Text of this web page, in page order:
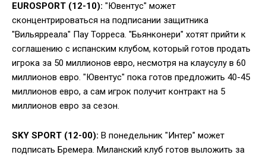
EUROSPORT (12-10): "Ювентус" может
сконцентрироваться на подписании защитника
"Вильярреала" Пау Торреса. "Бьянконери" хотят прийти к
соглашению с испанским клубом, который готов продать
игрока за 50 миллионов евро, несмотря на клаусулу в 60
миллионов евро. "Ювентус" пока готов предложить 40-45
миллионов евро, а сам игрок получит контракт на 5
миллионов евро за сезон.
SKY SPORT (12-00): В понедельник "Интер" может
подписать Бремера. Миланский клуб готов выложить за